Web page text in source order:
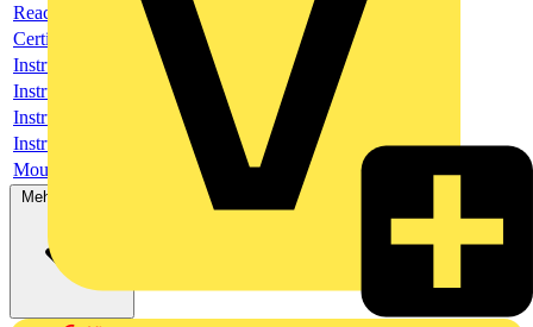
Reach Declaration URL
Certificate
Instructions for use
Instructions for use
Instructions for use
Instructions for use
Mounting Instruction
Mehr anzeigen